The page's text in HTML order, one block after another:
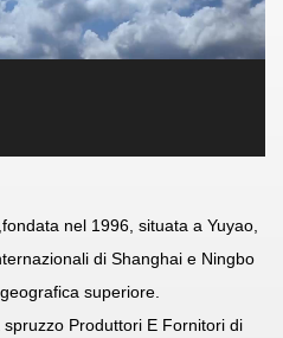
,fondata nel 1996, situata a Yuyao,
di Shanghai e Ningbo
superiore.
ProduttoriE Fornitori di